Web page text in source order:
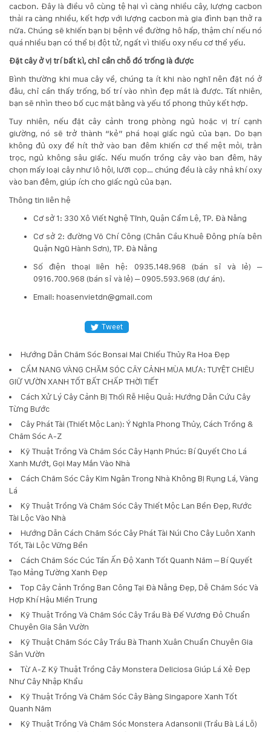
-
168
Võ
Chí
-
Hòa
Quý
-
Đà
Nẵng
cacbon. Đây là điều vô cùng tệ hại vì càng nhiều cây, lượng cacbon
thải ra càng nhiều, kết hợp với lượng cacbon mà gia đình bạn thở ra
nữa. Chúng sẽ khiến bạn bị bệnh về đường hô hấp, thậm chí nếu nó
quá nhiều bạn có thể bị đột tử, ngất vì thiếu oxy nếu cơ thể yếu.
Đặt cây ở vị trí bất kì, chỉ cần chỗ đó trống là được
Bình thường khi mua cây về, chúng ta ít khi nào nghĩ nên đặt nó ở
đâu, chỉ cần thấy trống, bố trí vào nhìn đẹp mắt là được. Tất nhiên,
bạn sẽ nhìn theo bố cục mặt bằng và yếu tố phong thủy kết hợp.
Tuy nhiên, nếu đặt cây cảnh trong phòng ngủ hoặc vị trí cạnh
giường, nó sẽ trở thành “kẻ” phá hoại giấc ngủ của bạn. Do bạn
không đủ oxy để hít thở vào ban đêm khiến cơ thể mệt mỏi, trằn
trọc, ngủ không sâu giấc. Nếu muốn trồng cây vào ban đêm, hãy
chọn mấy loại cây như lô hội, lưỡi cọp… chúng đều là cây nhả khí oxy
vào ban đêm, giúp ích cho giấc ngủ của bạn.
Thông tin liên hệ
Cơ sở 1: 330 Xô Viết Nghệ Tĩnh, Quận Cẩm Lệ, TP. Đà Nẵng
Cơ sở 2: đường Võ Chí Công (Chân Cầu Khuê Đông phía bên
Quận Ngũ Hành Sơn), TP. Đà Nẵng
​Số điện thoại liên hệ: 0935.148.968 (bán sỉ và lẻ) –
0916.700.968 (bán sỉ và lẻ) – 0905.593.968 (dự án).
Email: hoasenvietdn@gmail.com
Tweet
Hướng Dẫn Chăm Sóc Bonsai Mai Chiếu Thủy Ra Hoa Đẹp
CẨM NANG VÀNG CHĂM SÓC CÂY CẢNH MÙA MƯA: TUYỆT CHIÊU
GIỮ VƯỜN XANH TỐT BẤT CHẤP THỜI TIẾT
Cách Xử Lý Cây Cảnh Bị Thối Rễ Hiệu Quả: Hướng Dẫn Cứu Cây
Từng Bước
Cây Phát Tài (Thiết Mộc Lan): Ý Nghĩa Phong Thủy, Cách Trồng &
Chăm Sóc A-Z
Kỹ Thuật Trồng Và Chăm Sóc Cây Hạnh Phúc: Bí Quyết Cho Lá
Xanh Mướt, Gọi May Mắn Vào Nhà
Cách Chăm Sóc Cây Kim Ngân Trong Nhà Không Bị Rụng Lá, Vàng
Lá
Kỹ Thuật Trồng Và Chăm Sóc Cây Thiết Mộc Lan Bền Đẹp, Rước
Tài Lộc Vào Nhà
Hướng Dẫn Cách Chăm Sóc Cây Phát Tài Núi Cho Cây Luôn Xanh
Tốt, Tài Lộc Vững Bền
Cách Chăm Sóc Cúc Tần Ấn Độ Xanh Tốt Quanh Năm – Bí Quyết
Tạo Mảng Tường Xanh Đẹp
Top Cây Cảnh Trồng Ban Công Tại Đà Nẵng Đẹp, Dễ Chăm Sóc Và
Hợp Khí Hậu Miền Trung
Kỹ Thuật Trồng Và Chăm Sóc Cây Trầu Bà Đế Vương Đỏ Chuẩn
Chuyên Gia Sân Vườn
Kỹ Thuật Chăm Sóc Cây Trầu Bà Thanh Xuân Chuẩn Chuyên Gia
Sân Vườn
Từ A-Z Kỹ Thuật Trồng Cây Monstera Deliciosa Giúp Lá Xẻ Đẹp
Như Cây Nhập Khẩu
Kỹ Thuật Trồng Và Chăm Sóc Cây Bàng Singapore Xanh Tốt
Quanh Năm
Kỹ Thuật Trồng Và Chăm Sóc Monstera Adansonii (Trầu Bà Lá Lỗ)